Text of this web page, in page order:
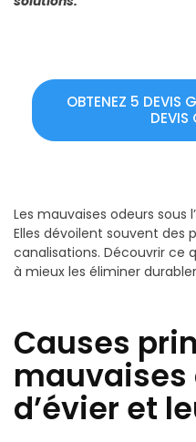
OBTENEZ 5 DEVIS
DEVIS
Les mauvaises odeurs sous
Elles dévoilent souvent des
canalisations. Découvrir ce
à mieux les éliminer
Causes
mauvaises
d’évier et